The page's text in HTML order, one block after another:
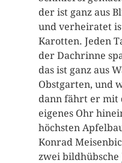
der ist ganz aus
und verheiratet
Karotten. Jeden
der Dachrinne
das ist ganz aus
Obstgarten, und
dann fährt er mit
eigenes Ohr
höchsten
Konrad
zwei bildhübsche